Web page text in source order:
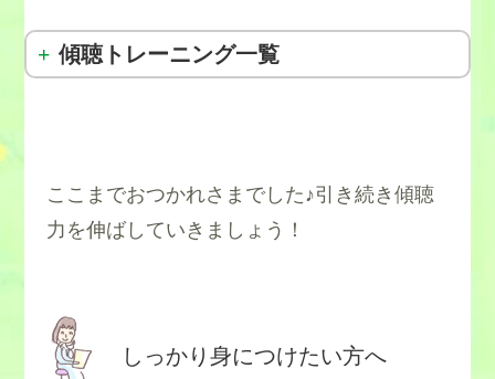
傾聴トレーニング一覧
ここまでおつかれさまでした♪引き続き傾聴
力を伸ばしていきましょう！
しっかり身につけたい方へ